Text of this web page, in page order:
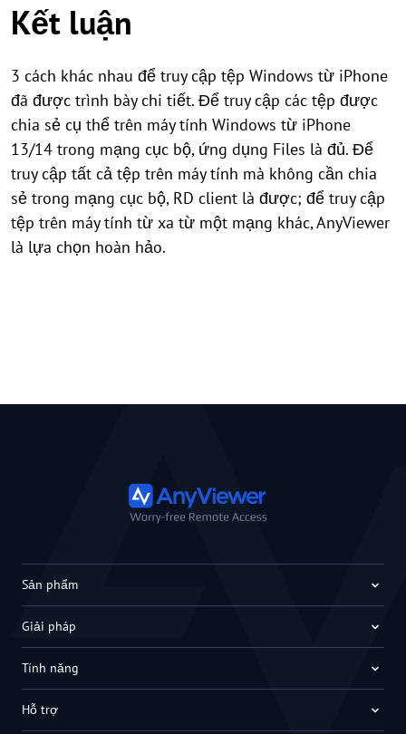
Kết luận
3 cách khác nhau để truy cập tệp Windows từ iPhone
đã được trình bày chi tiết. Để truy cập các tệp được
chia sẻ cụ thể trên máy tính Windows từ iPhone
13/14 trong mạng cục bộ, ứng dụng Files là đủ. Để
truy cập tất cả tệp trên máy tính mà không cần chia
sẻ trong mạng cục bộ, RD client là được; để truy cập
tệp trên máy tính từ xa từ một mạng khác, AnyViewer
là lựa chọn hoàn hảo.
Sản phẩm
Giải pháp
Tính năng
Hỗ trợ